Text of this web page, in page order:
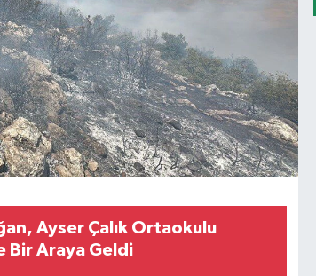
Ayser Çalık Ortaokulu
Bir Araya Geldi